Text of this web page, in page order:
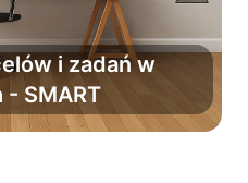
i zadań w
- SMART
planów o 90%.